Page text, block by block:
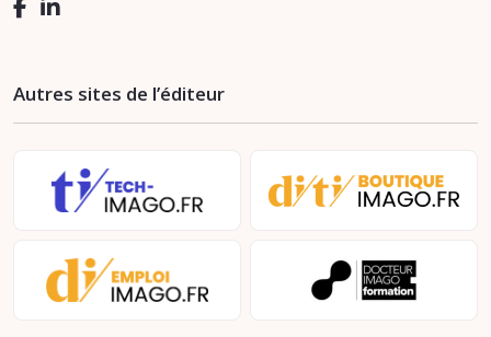
Autres sites de l’éditeur